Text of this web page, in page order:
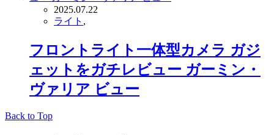
2025.07.22
ライト ,
フロントライト一体型カメラ ガジ
ェットをガチレビュー ガーミン・
ヴァリア ビュー
Back to Top